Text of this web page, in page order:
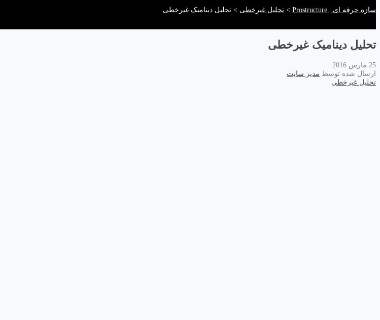
سازه حرفه ای | Prostructure > تحلیل غیرخطی > تحلیل دینامیک غیرخطی
تحلیل دینامیک غیرخطی
25 مارس 2016
ارسال شده توسط مدیر سایت
تحلیل غیرخطی